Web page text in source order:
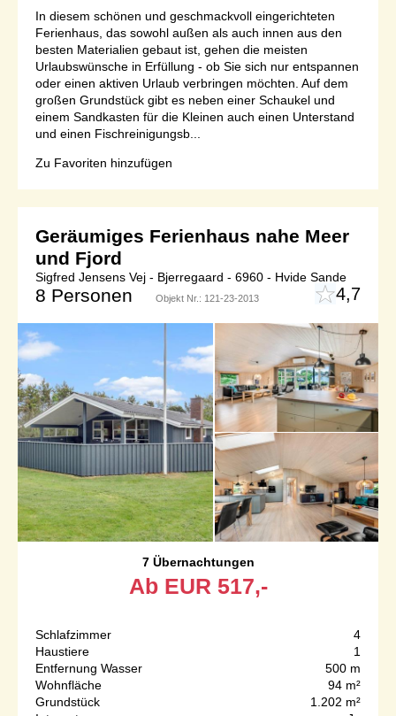
In diesem schönen und geschmackvoll eingerichteten
Ferienhaus, das sowohl außen als auch innen aus den
besten Materialien gebaut ist, gehen die meisten
Urlaubswünsche in Erfüllung - ob Sie sich nur entspannen
oder einen aktiven Urlaub verbringen möchten. Auf dem
großen Grundstück gibt es neben einer Schaukel und
einem Sandkasten für die Kleinen auch einen Unterstand
und einen Fischreinigungsb...
Zu Favoriten hinzufügen
Geräumiges Ferienhaus nahe Meer
und Fjord
Sigfred Jensens Vej - Bjerregaard - 6960 - Hvide Sande
8 Personen Objekt Nr.: 121-23-2013 4,7
7 Übernachtungen
Ab EUR 517,-
Schlafzimmer
4
Haustiere
1
Entfernung Wasser
500 m
Wohnfläche
94 m²
Grundstück
1.202 m²